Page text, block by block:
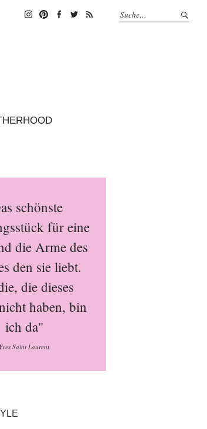
schönste
für eine
die Arme des
den sie liebt.
die dieses
haben, bin
ich da"
Yves Saint Laurent